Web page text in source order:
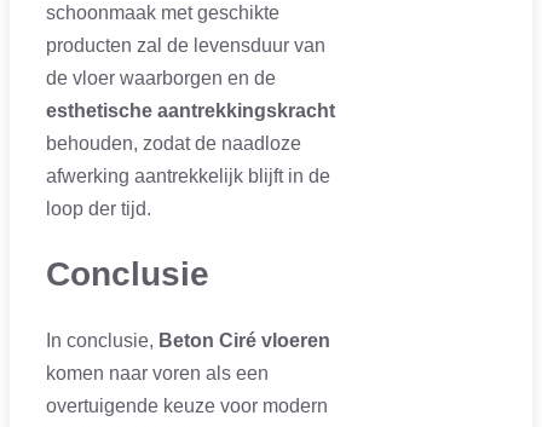
schoonmaak met geschikte
producten zal de levensduur van
de vloer waarborgen en de
esthetische aantrekkingskracht
behouden, zodat de naadloze
afwerking aantrekkelijk blijft in de
loop der tijd.
Conclusie
In conclusie, Beton Ciré vloeren
komen naar voren als een
overtuigende keuze voor modern